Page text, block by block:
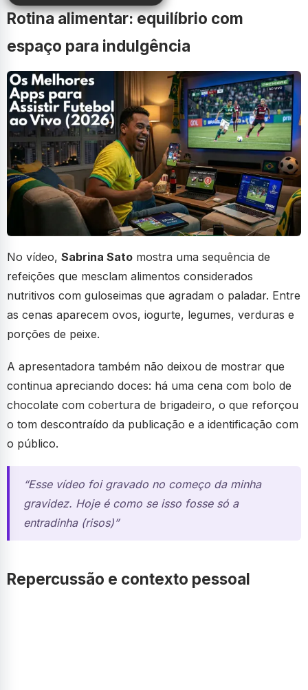
Rotina alimentar: equilíbrio com
espaço para indulgência
No vídeo, Sabrina Sato mostra uma sequência de
refeições que mesclam alimentos considerados
nutritivos com guloseimas que agradam o paladar. Entre
as cenas aparecem ovos, iogurte, legumes, verduras e
porções de peixe.
A apresentadora também não deixou de mostrar que
continua apreciando doces: há uma cena com bolo de
chocolate com cobertura de brigadeiro, o que reforçou
o tom descontraído da publicação e a identificação com
o público.
“Esse vídeo foi gravado no começo da minha
gravidez. Hoje é como se isso fosse só a
entradinha (risos)”
Repercussão e contexto pessoal